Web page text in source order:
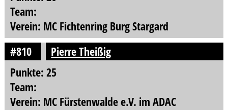
Team:
Verein: MC Fichtenring Burg Stargard
#810
Pierre Theißig
Punkte: 25
Team:
Verein: MC Fürstenwalde e.V. im ADAC